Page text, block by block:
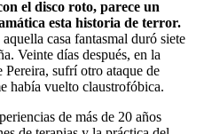
el disco roto, parece un
esta historia de terror.
casa fantasmal duró siete
Veinte días después, en la
Pereira, sufrí otro ataque de
había vuelto claustrofóbica.
de más de 20 años